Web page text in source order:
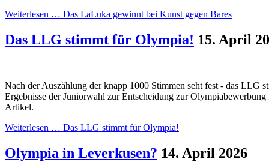
Weiterlesen … Das LaLuka gewinnt bei Kunst gegen Bares
Das LLG stimmt für Olympia! 15. April
Nach der Auszählung der knapp 1000 Stimmen seht fest - das LLG
Ergebnisse der Juniorwahl zur Entscheidung zur
Artikel.
Weiterlesen … Das LLG stimmt für Olympia!
Olympia in Leverkusen? 14. April 2026